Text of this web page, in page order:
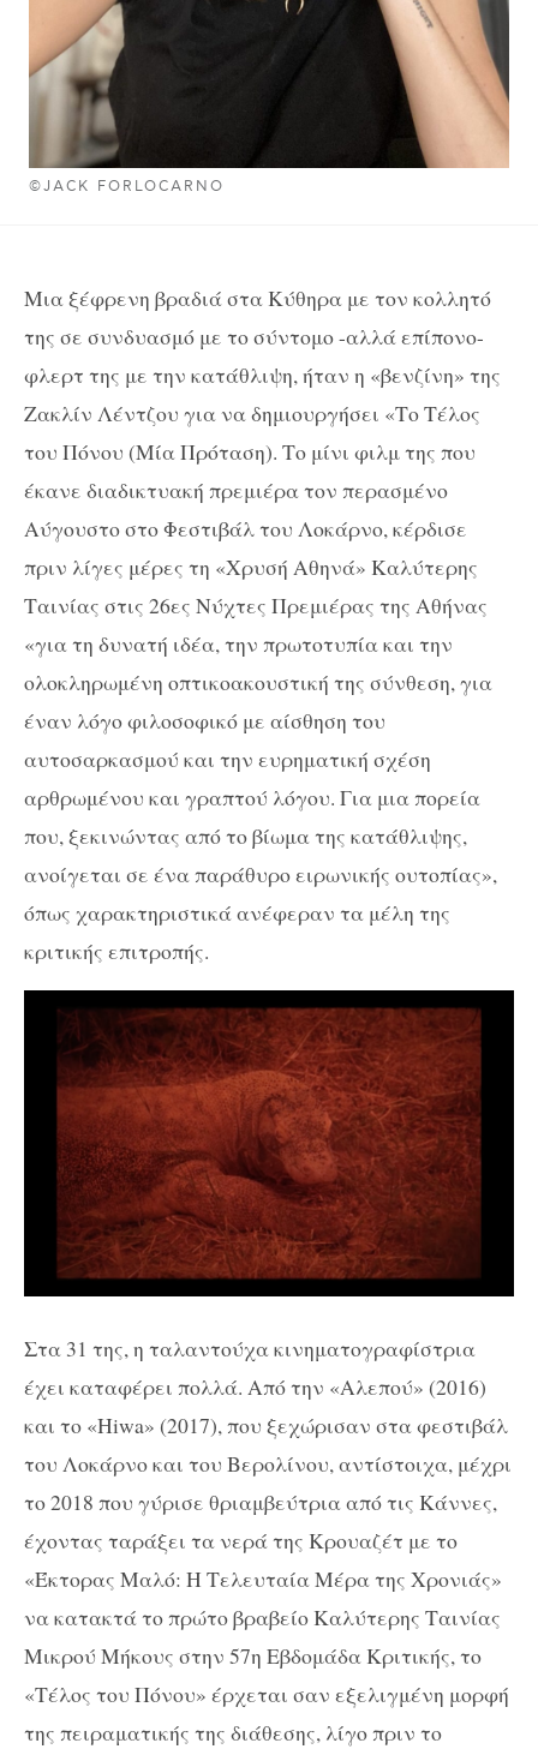
©JACK FORLOCARNO
Μια ξέφρενη βραδιά στα Κύθηρα με τον κολλητό
της σε συνδυασμό με το σύντομο -αλλά επίπονο-
φλερτ της με την κατάθλιψη, ήταν η «βενζίνη» της
Ζακλίν Λέντζου για να δημιουργήσει «Το Τέλος
του Πόνου (Μία Πρόταση). Το μίνι φιλμ της που
έκανε διαδικτυακή πρεμιέρα τον περασμένο
Αύγουστο στο Φεστιβάλ του Λοκάρνο, κέρδισε
πριν λίγες μέρες τη «Χρυσή Αθηνά» Καλύτερης
Ταινίας στις 26ες Νύχτες Πρεμιέρας της Αθήνας
«για τη δυνατή ιδέα, την πρωτοτυπία και την
ολοκληρωμένη οπτικοακουστική της σύνθεση, για
έναν λόγο φιλοσοφικό με αίσθηση του
αυτοσαρκασμού και την ευρηματική σχέση
αρθρωμένου και γραπτού λόγου. Για μια πορεία
που, ξεκινώντας από το βίωμα της κατάθλιψης,
ανοίγεται σε ένα παράθυρο ειρωνικής ουτοπίας»,
όπως χαρακτηριστικά ανέφεραν τα μέλη της
κριτικής επιτροπής.
Στα 31 της, η ταλαντούχα κινηματογραφίστρια
έχει καταφέρει πολλά. Από την «Αλεπού» (2016)
και το «Hiwa» (2017), που ξεχώρισαν στα φεστιβάλ
του Λοκάρνο και του Βερολίνου, αντίστοιχα, μέχρι
το 2018 που γύρισε θριαμβεύτρια από τις Κάννες,
έχοντας ταράξει τα νερά της Κρουαζέτ με το
«Έκτορας Μαλό: Η Τελευταία Μέρα της Χρονιάς»
να κατακτά το πρώτο βραβείο Καλύτερης Ταινίας
Μικρού Μήκους στην 57η Εβδομάδα Κριτικής, το
«Τέλος του Πόνου» έρχεται σαν εξελιγμένη μορφή
της πειραματικής της διάθεσης, λίγο πριν το